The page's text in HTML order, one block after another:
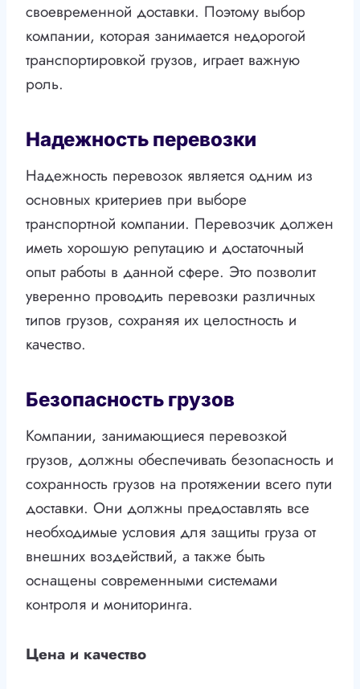
своевременной доставки. Поэтому выбор
компании, которая занимается недорогой
транспортировкой грузов, играет важную
роль.
Надежность перевозки
Надежность перевозок является одним из
основных критериев при выборе
транспортной компании. Перевозчик должен
иметь хорошую репутацию и достаточный
опыт работы в данной сфере. Это позволит
уверенно проводить перевозки различных
типов грузов, сохраняя их целостность и
качество.
Безопасность грузов
Компании, занимающиеся перевозкой
грузов, должны обеспечивать безопасность и
сохранность грузов на протяжении всего пути
доставки. Они должны предоставлять все
необходимые условия для защиты груза от
внешних воздействий, а также быть
оснащены современными системами
контроля и мониторинга.
Цена и качество